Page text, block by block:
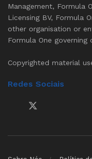
Management, Formula
Licensing BV, Formula
other organisation or
Formula One
Copyrighted material
Redes Sociais